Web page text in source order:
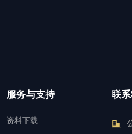
服务与支持
资料下载
联